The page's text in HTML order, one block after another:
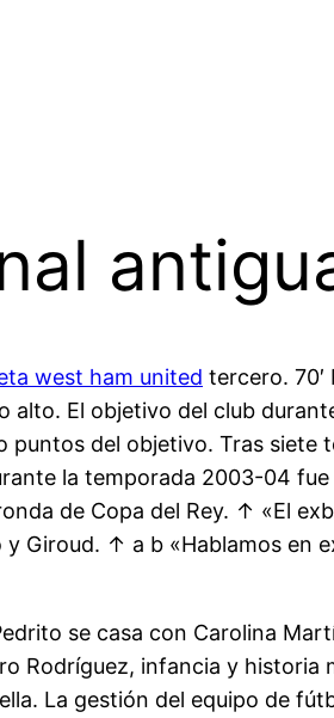
west ham united tercero.
alto. El objetivo del club
del objetivo. Tras
la temporada 2003-04
de Copa del Rey. ↑ «El
Giroud. ↑ a b «Hablamos
se casa con Carolina
Rodríguez, infancia y historia
La gestión del equipo de